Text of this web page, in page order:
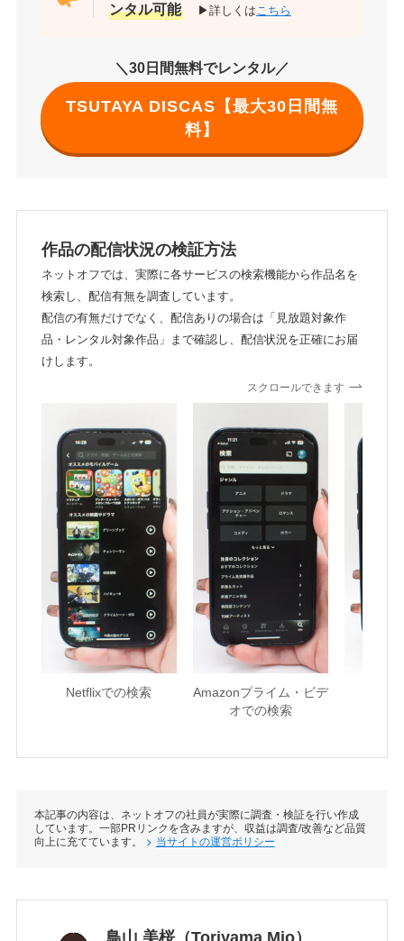
ンタル可能
▶詳しくは こちら
＼30日間無料でレンタル／
TSUTAYA DISCAS【最大30日間無
料】
作品の配信状況の検証方法
ネットオフでは、実際に各サービスの検索機能から作品名を
検索し、配信有無を調査しています。
配信の有無だけでなく、配信ありの場合は「見放題対象作
品・レンタル対象作品」まで確認し、配信状況を正確にお届
けします。
スクロールできます
Netflixでの検索
Amazonプライム・ビデ
オでの検索
本記事の内容は、ネットオフの社員が実際に調査・検証を行い作成
しています。一部PRリンクを含みますが、収益は調査/改善など品質
向上に充てています。
当サイトの運営ポリシー